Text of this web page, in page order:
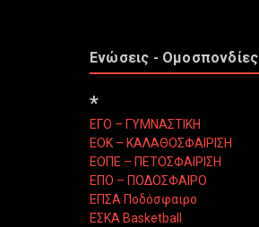
Ενώσεις - Ομοσπονδίες
*
ΕΓΟ – ΓΥΜΝΑΣΤΙΚΗ
ΕΟΚ – ΚΑΛΑΘΟΣΦΑΙΡΙΣΗ
ΕΟΠΕ – ΠΕΤΟΣΦΑΙΡΙΣΗ
ΕΠΟ – ΠΟΔΟΣΦΑΙΡΟ
ΕΠΣΑ Ποδόσφαιρο
ΕΣΚΑ Basketball